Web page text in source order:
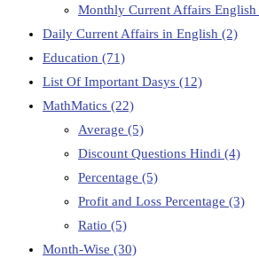
Monthly Current Affairs English
Daily Current Affairs in English (2)
Education (71)
List Of Important Dasys (12)
MathMatics (22)
Average (5)
Discount Questions Hindi (4)
Percentage (5)
Profit and Loss Percentage (3)
Ratio (5)
Month-Wise (30)